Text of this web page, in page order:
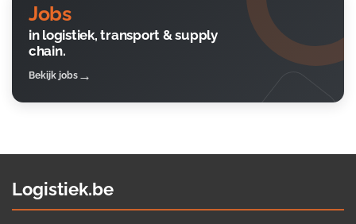
Jobs
in logistiek, transport & supply
chain.
Bekijk jobs
Logistiek.be